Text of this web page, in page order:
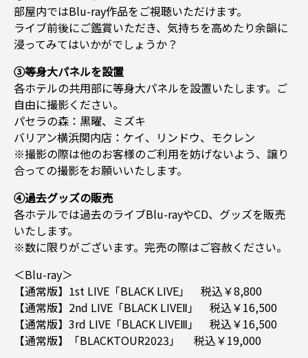
部屋内ではBlu-ray作品をご視聴いただけます。
ライブ前後にご鑑賞いただき、気持ちを高めたり余韻に
浸ってみてはいかがでしょうか？
③等身大パネルを設置
各ホテルの共用部に等身大パネルを設置いたします。ご
自由に撮影ください。
パセラの森：黒曜、ミズキ
バリアン横浜関内店：ケイ、リンドウ、モクレン
※撮影の際は他のお客様のご利用を妨げないよう、譲り
合っての撮影をお願いいたします。
④過去グッズの販売
各ホテルでは過去のライブBlu-rayやCD、グッズを販売
いたします。
※数に限りがございます。完売の際はご容赦ください。
＜Blu-ray＞
【通常版】1st LIVE「BLACK LIVE」 税込￥8,800
【通常版】2nd LIVE「BLACK LIVEⅡ」 税込￥16,500
【通常版】3rd LIVE「BLACK LIVEⅢ」 税込￥16,500
【通常版】「BLACKTOUR2023」 税込￥19,000